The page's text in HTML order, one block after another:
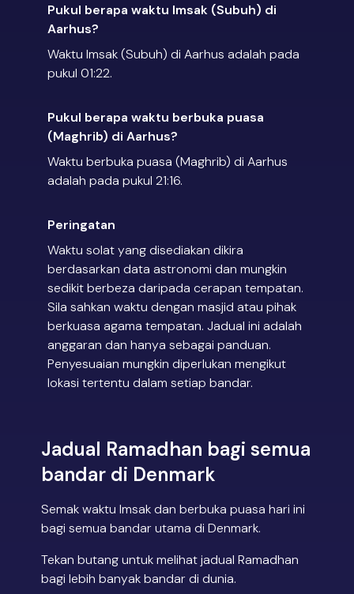
Pukul berapa waktu Imsak (Subuh) di
Aarhus?
Waktu Imsak (Subuh) di Aarhus adalah pada
pukul 01:22.
Pukul berapa waktu berbuka puasa
(Maghrib) di Aarhus?
Waktu berbuka puasa (Maghrib) di Aarhus
adalah pada pukul 21:16.
Peringatan
Waktu solat yang disediakan dikira
berdasarkan data astronomi dan mungkin
sedikit berbeza daripada cerapan tempatan.
Sila sahkan waktu dengan masjid atau pihak
berkuasa agama tempatan. Jadual ini adalah
anggaran dan hanya sebagai panduan.
Penyesuaian mungkin diperlukan mengikut
lokasi tertentu dalam setiap bandar.
Jadual Ramadhan bagi semua
bandar di Denmark
Semak waktu Imsak dan berbuka puasa hari ini
bagi semua bandar utama di Denmark.
Tekan butang untuk melihat jadual Ramadhan
bagi lebih banyak bandar di dunia.